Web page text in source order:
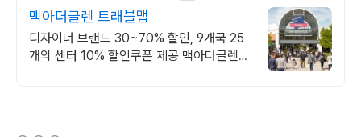
맥아더글렌 트래블맵
디자이너 브랜드 30~70% 할인, 9개국 25
개의 센터 10% 할인쿠폰 제공 맥아더글렌